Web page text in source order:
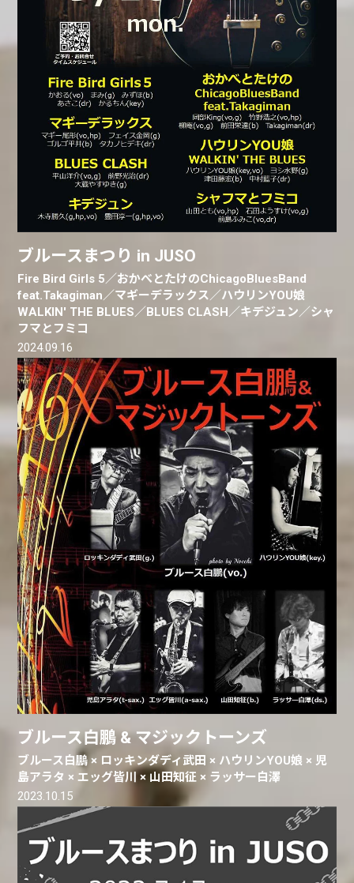
ブルースまつり in JUSO
Fire Bird Girls 5／おかべとたけのChicagoBluesBand
feat.Takagiman／マギーデラックス／ハウリンYOU娘
WALKIN' THE BLUES／BLUES CLASH／キデジュン／シャ
フマとフミコ
2024.09.16
ブルース白鵬 & マジックトーンズ
ブルース白鵬 × ロッキンダディ武田 × ハウリンYOU娘 × 児
島アラタ × エッグ皆川 × 山田知征 × ラッサー白澤
2023.10.15